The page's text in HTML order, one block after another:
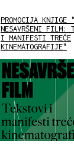
PROMOCIJA KNJIGE
NESAVRŠENI FILM:
I MANIFESTI TREĆE
KINEMATOGRAFIJE"